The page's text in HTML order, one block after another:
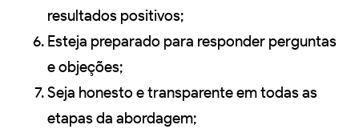
resultados positivos;
Esteja preparado para responder perguntas
e objeções;
Seja honesto e transparente em todas as
etapas da abordagem;